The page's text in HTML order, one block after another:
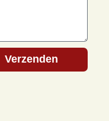
Verzenden